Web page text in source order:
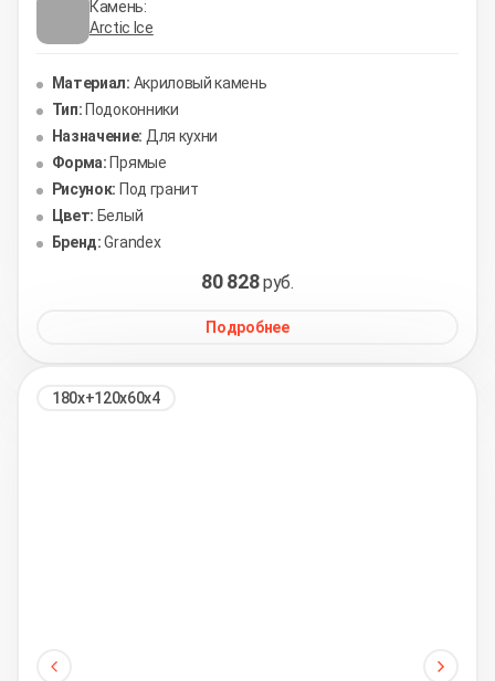
Камень:
Arctic Ice
Материал: Акриловый камень
Тип: Подоконники
Назначение: Для кухни
Форма: Прямые
Рисунок: Под гранит
Цвет: Белый
Бренд: Grandex
80 828руб.
Подробнее
180х+120х60х4